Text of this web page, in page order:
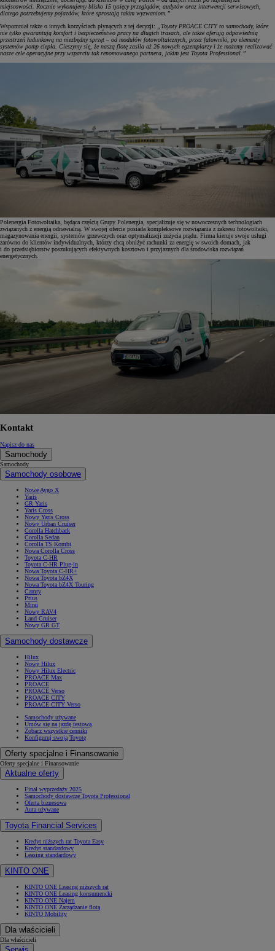
miejscowości. Rocznie wykonujemy blisko 15 tysięcy przeglądów, audytów oraz interwencji serwisowych,
dlatego potrzebujemy pojazdów, które sprostają takim wyzwaniom.”
Wspomniał także o innych korzyściach płynących z tej decyzji: „Toyoty PROACE CITY to samochody, które
nie tylko gwarantują komfort i bezpieczeństwo pracy na długich trasach, ale także oferują odpowiednią
przestrzeń ładunkową na niezbędny sprzęt – od modułów fotowoltaicznych, przez falowniki, po elementy
systemów pomp ciepła. Cieszymy się, że naszą flotę zasila aż 26 nowych egzemplarzy i że możemy realizować
nasze cele operacyjne przy wsparciu tak renomowanego partnera, jakim jest Toyota Professional.”
Polenergia Fotowoltaika, będąca częścią Grupy Polenergia, specjalizuje się w nowoczesnych technologiach
związanych z energią odnawialną. W swojej ofercie posiada kompleksowe rozwiązania z zakresu fotowoltaiki,
magazynowania energii, systemów grzewczych oraz optymalizacji zużycia prądu. Firma kieruje swoje usługi
zarówno do klientów indywidualnych, którzy chcą obniżyć rachunki za energię w swoich domach, jak
i do przedsiębiorstw poszukujących efektywnych kosztowo i przyjaznych dla środowiska rozwiązań
energetycznych.
Kontakt
Napisz do nas
Samochody
Samochody
Samochody osobowe
Nowe Aygo X
Yaris
GR Yaris
Yaris Cross
Nowy Yaris Cross
Nowy Urban Cruiser
Corolla Hatchback
Corolla Sedan
Corolla TS Kombi
Nowa Corolla Cross
Toyota C-HR
Toyota C-HR Plug-in
Nowa Toyota C-HR+
Nowa Toyota bZ4X
Nowa Toyota bZ4X Touring
Camry
Prius
Mirai
Nowy RAV4
Land Cruiser
Nowy GR GT
Samochody dostawcze
Hilux
Nowy Hilux
Nowy Hilux Electric
PROACE Max
PROACE
PROACE Verso
PROACE CITY
PROACE CITY Verso
Samochody używane
Umów się na jazdę testową
Zobacz wszystkie cenniki
Konfiguruj swoją Toyotę
Oferty specjalne i Finansowanie
Oferty specjalne i Finansowanie
Aktualne oferty
Finał wyprzedaży 2025
Samochody dostawcze Toyota Professional
Oferta biznesowa
Auta używane
Toyota Financial Services
Kredyt niższych rat Toyota Easy
Kredyt standardowy
Leasing standardowy
KINTO ONE
KINTO ONE Leasing niższych rat
KINTO ONE Leasing konsumencki
KINTO ONE Najem
KINTO ONE Zarządzanie flotą
KINTO Mobility
Dla właścicieli
Dla właścicieli